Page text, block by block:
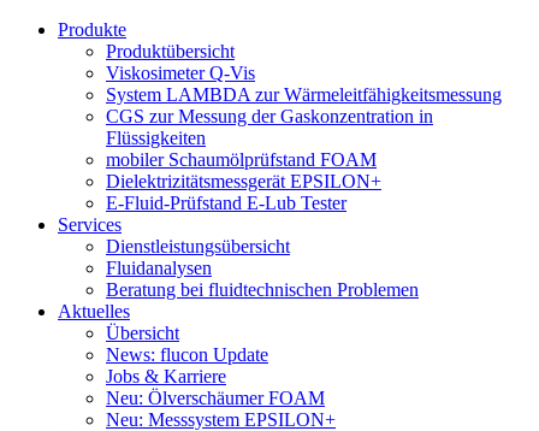
Produkte
Produktübersicht
Viskosimeter Q-Vis
System LAMBDA zur Wärmeleitfähigkeitsmessung
CGS zur Messung der Gaskonzentration in
Flüssigkeiten
mobiler Schaumölprüfstand FOAM
Dielektrizitätsmessgerät EPSILON+
E-Fluid-Prüfstand E-Lub Tester
Services
Dienstleistungsübersicht
Fluidanalysen
Beratung bei fluidtechnischen Problemen
Aktuelles
Übersicht
News: flucon Update
Jobs & Karriere
Neu: Ölverschäumer FOAM
Neu: Messsystem EPSILON+